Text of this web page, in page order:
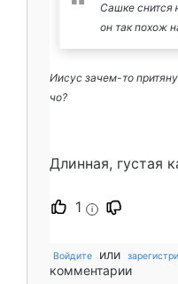
Сашке снится
он так похож
Иисус зачем-то
чо?
Длинная, густая
1 i
Войдите или
комментарии